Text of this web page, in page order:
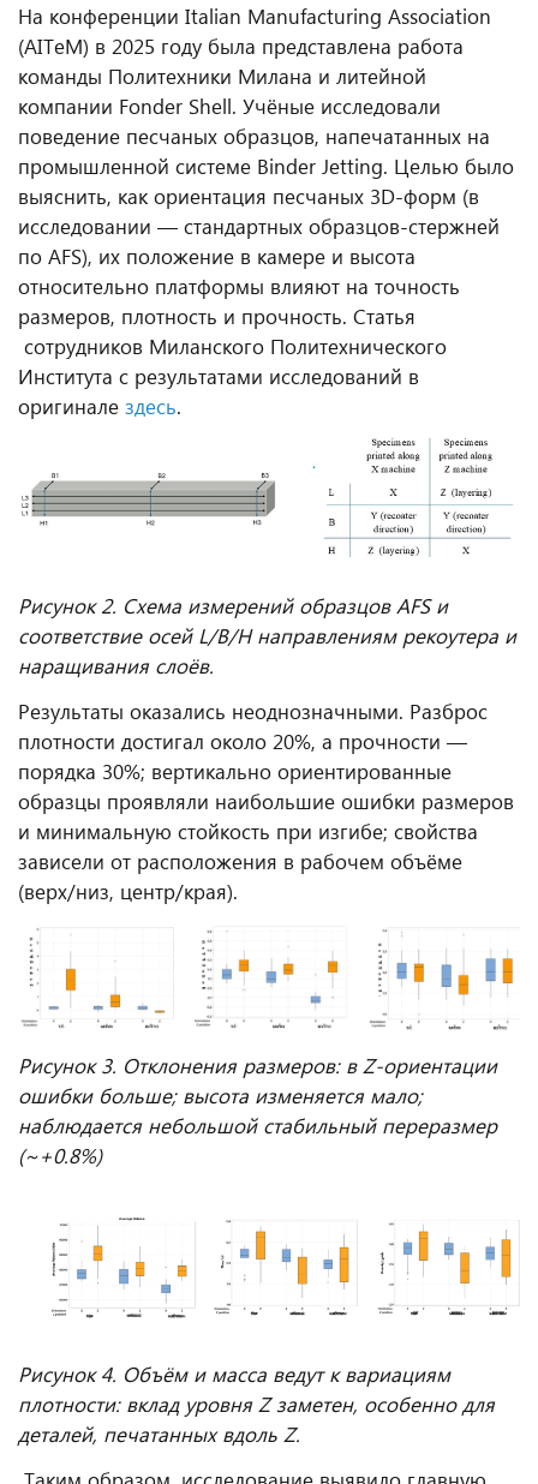
На конференции Italian Manufacturing Association
(AITeM) в 2025 году была представлена работа
команды Политехники Милана и литейной
компании Fonder Shell. Учёные исследовали
поведение песчаных образцов, напечатанных на
промышленной системе Binder Jetting. Целью было
выяснить, как ориентация песчаных 3D-форм (в
исследовании — стандартных образцов-стержней
по AFS), их положение в камере и высота
относительно платформы влияют на точность
размеров, плотность и прочность. Статья
сотрудников Миланского Политехнического
Института с результатами исследований в
оригинале здесь.
Рисунок 2. Схема измерений образцов AFS и
соответствие осей L/B/H направлениям рекоутера и
наращивания слоёв.
Результаты оказались неоднозначными. Разброс
плотности достигал около 20%, а прочности —
порядка 30%; вертикально ориентированные
образцы проявляли наибольшие ошибки размеров
и минимальную стойкость при изгибе; свойства
зависели от расположения в рабочем объёме
(верх/низ, центр/края).
Рисунок 3. Отклонения размеров: в Z-ориентации
ошибки больше; высота изменяется мало;
наблюдается небольшой стабильный переразмер
(~+0.8%)
Рисунок 4. Объём и масса ведут к вариациям
плотности: вклад уровня Z заметен, особенно для
деталей, печатанных вдоль Z.